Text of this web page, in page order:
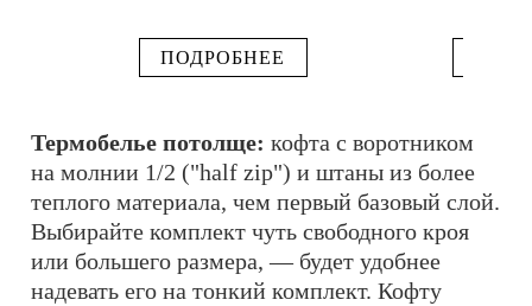
ПОДРОБНЕЕ
Термобелье потолще: кофта с воротником
на молнии 1/2 ("half zip") и штаны из более
теплого материала, чем первый базовый слой.
Выбирайте комплект чуть свободного кроя
или большего размера, — будет удобнее
надевать его на тонкий комплект. Кофту